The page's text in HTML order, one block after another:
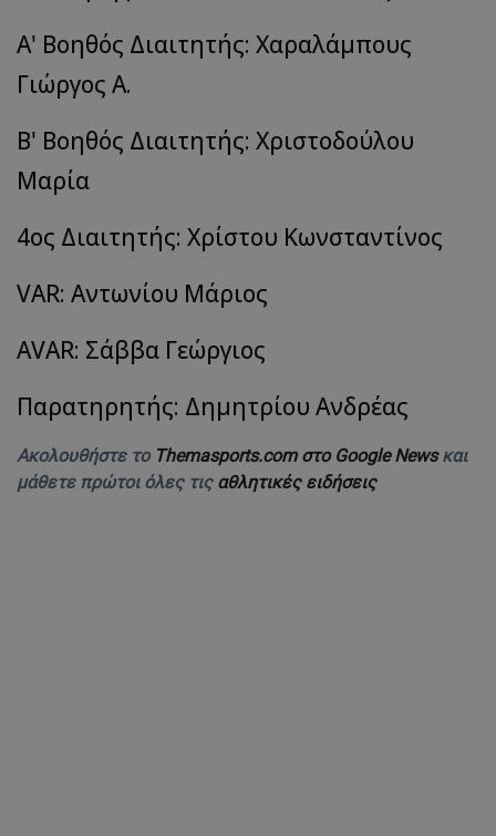
Α' Βοηθός Διαιτητής: Χαραλάμπους
Γιώργος Α.
Β' Βοηθός Διαιτητής: Χριστοδούλου
Μαρία
4ος Διαιτητής: Χρίστου Κωνσταντίνος
VAR: Αντωνίου Μάριος
AVAR: Σάββα Γεώργιος
Παρατηρητής: Δημητρίου Ανδρέας
Ακολουθήστε το Themasports.com στο Google Newsκαι
μάθετε πρώτοι όλες τις αθλητικές ειδήσεις